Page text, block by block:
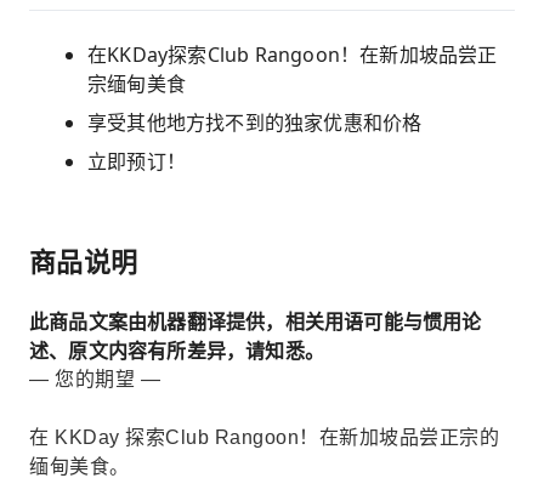
在KKDay探索Club Rangoon！在新加坡品尝正
宗缅甸美食
享受其他地方找不到的独家优惠和价格
立即预订！
商品说明
此商品文案由机器翻译提供，相关用语可能与惯用论
述、原文内容有所差异，请知悉。
— 您的期望 —
在 KKDay 探索Club Rangoon！在新加坡品尝正宗的
缅甸美食。